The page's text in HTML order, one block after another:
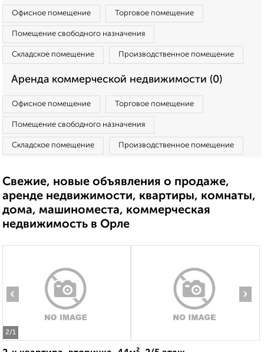
Офисное помещение Торговое помещение
Помещение свободного назначения
Складское помещение Производственное помещение
Аренда коммерческой недвижимости (0)
Офисное помещение Торговое помещение
Помещение свободного назначения
Складское помещение Производственное помещение
Свежие, новые объявления о продаже,
аренде недвижимости, квартиры, комнаты,
дома, машиноместа, коммерческая
недвижимость в Орле
2/1
‹ ›